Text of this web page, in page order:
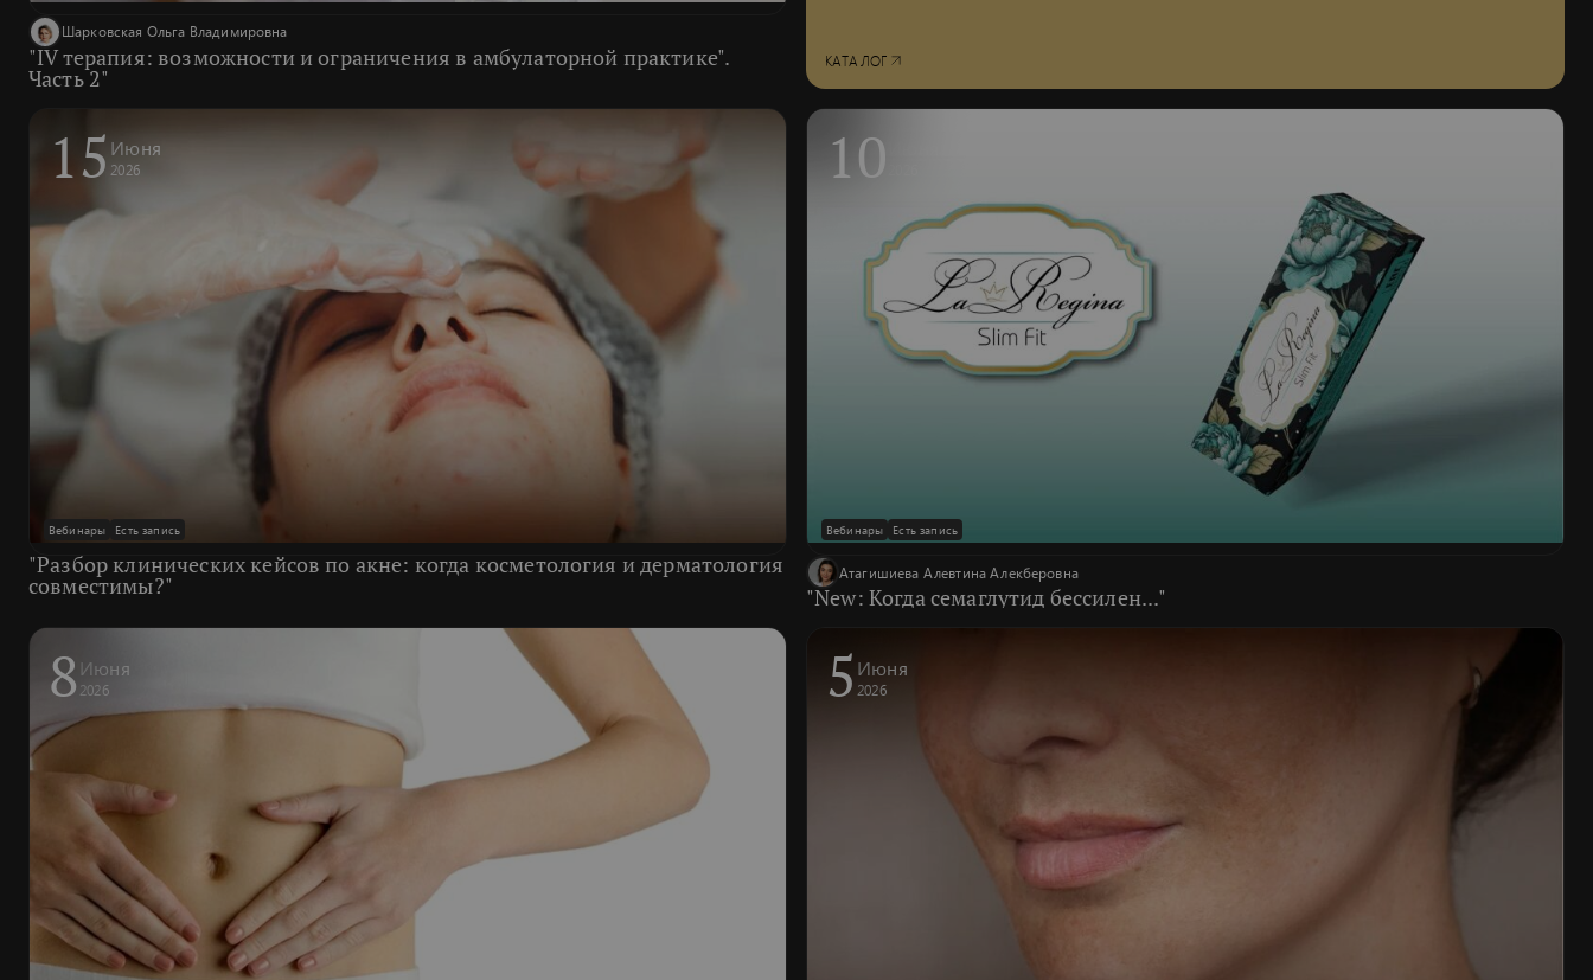
Шарковская Ольга Владимировна
"IV терапия: возможности и ограничения в амбулаторной практике".
Часть 2"
15Июня
2026
Вебинары Есть запись
"Разбор клинических кейсов по акне: когда косметология и дерматология
совместимы?"
10
Вебинары Есть запись
Атагишиева Алевтина Алекберовна
"New: Когда семаглутид бессилен..."
КАТАЛОГ
8Июня
2026 5Июня
2026